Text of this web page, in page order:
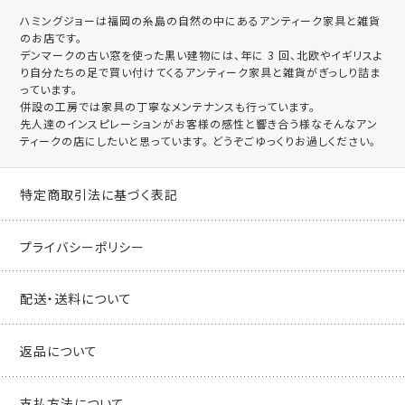
ハミングジョーは福岡の糸島の自然の中にあるアンティーク家具と雑貨
のお店です。
デンマークの古い窓を使った黒い建物には、年に 3 回、北欧やイギリスよ
り自分たちの足で買い付けてくるアンティーク家具と雑貨がぎっしり詰ま
っています。
併設の工房では家具の丁寧なメンテナンスも行っています。
先人達のインスピレーションがお客様の感性と響き合う様なそんなアン
ティークの店にしたいと思っています。 どうぞごゆっくりお過しください。
特定商取引法に基づく表記
プライバシーポリシー
配送・送料について
返品について